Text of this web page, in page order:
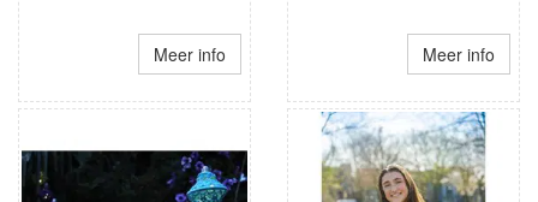
Meer info Meer info